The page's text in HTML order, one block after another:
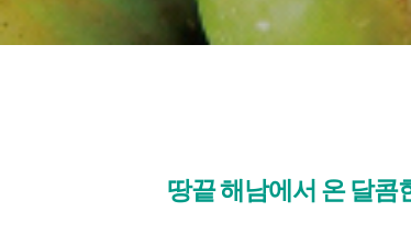
땅끝 해남에서 온 달콤